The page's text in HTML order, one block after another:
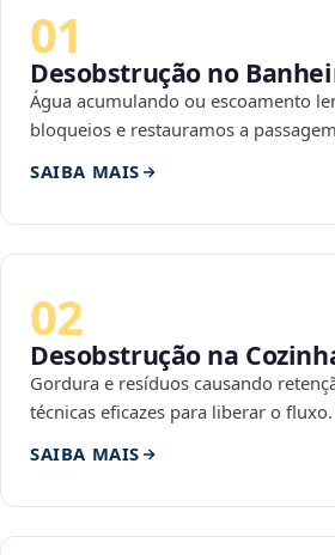
01
Desobstrução no
Água acumulando ou escoamento
bloqueios e restauramos a
SAIBA MAIS
02
Desobstrução na
Gordura e resíduos causando
técnicas eficazes para liberar o fluxo.
SAIBA MAIS